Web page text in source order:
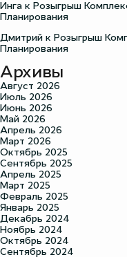
Инга к Розыгрыш
Планирования
Дмитрий к Розыгрыш
Планирования
Архивы
Август 2026
Июль 2026
Июнь 2026
Май 2026
Апрель 2026
Март 2026
Октябрь 2025
Сентябрь 2025
Апрель 2025
Март 2025
Февраль 2025
Январь 2025
Декабрь 2024
Ноябрь 2024
Октябрь 2024
Сентябрь 2024